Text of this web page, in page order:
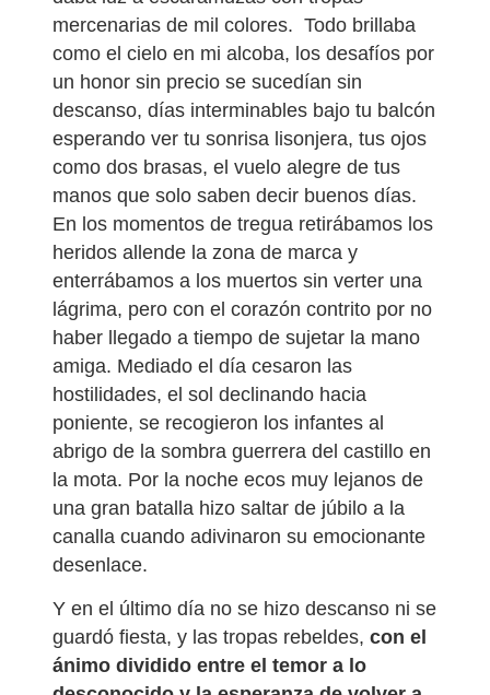
mercenarias de mil colores. Todo brillaba
como el cielo en mi alcoba, los desafíos por
un honor sin precio se sucedían sin
descanso, días interminables bajo tu balcón
esperando ver tu sonrisa lisonjera, tus ojos
como dos brasas, el vuelo alegre de tus
manos que solo saben decir buenos días.
En los momentos de tregua retirábamos los
heridos allende la zona de marca y
enterrábamos a los muertos sin verter una
lágrima, pero con el corazón contrito por no
haber llegado a tiempo de sujetar la mano
amiga. Mediado el día cesaron las
hostilidades, el sol declinando hacia
poniente, se recogieron los infantes al
abrigo de la sombra guerrera del castillo en
la mota. Por la noche ecos muy lejanos de
una gran batalla hizo saltar de júbilo a la
canalla cuando adivinaron su emocionante
desenlace.
Y en el último día no se hizo descanso ni se
guardó fiesta, y las tropas rebeldes, con el
ánimo dividido entre el temor a lo